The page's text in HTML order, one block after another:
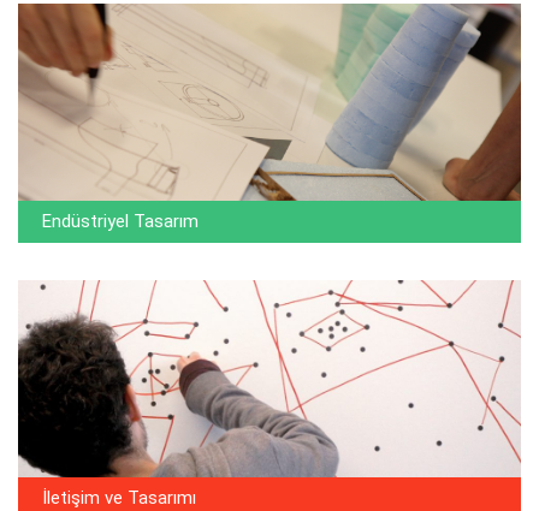
Endüstriyel Tasarım
İletişim ve Tasarımı